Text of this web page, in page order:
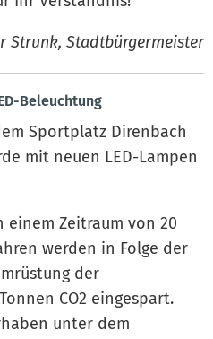
Strunk, Stadtbürgermeister
Beleuchtung
Sportplatz Direnbach
mit neuen LED-Lampen
einem Zeitraum von 20
werden in Folge der
der
CO2 eingespart.
unter dem